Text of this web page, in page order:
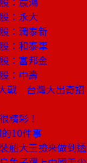
：永大
：潤泰新
：和泰車
：富邦金
：中壽
戰 台灣大出奇招
精彩！
10件事
船大王撿來做到透